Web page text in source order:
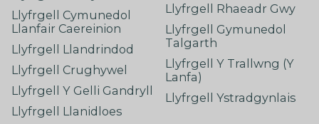
Llyfrgell Cymunedol
Llanfair Caereinion
Llyfrgell Llandrindod
Llyfrgell Crughywel
Llyfrgell Y Gelli Gandryll
Llyfrgell Llanidloes
Llyfrgell Rhaeadr Gwy
Llyfrgell Gymunedol
Talgarth
Llyfrgell Y Trallwng (Y
Lanfa)
Llyfrgell Ystradgynlais